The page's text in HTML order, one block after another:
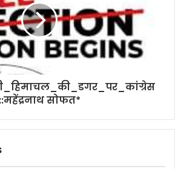
::महेंद्रनाथ सोफत*